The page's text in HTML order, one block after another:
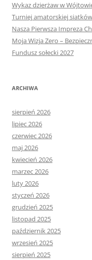
Wykaz dzierżaw w
Turniej amatorskiej
Nasza Pierwsza Impreza
Moja Wizja Zero –
Fundusz sołecki 2027
ARCHIWA
sierpień 2026
lipiec 2026
czerwiec 2026
maj 2026
kwiecień 2026
marzec 2026
luty 2026
styczeń 2026
grudzień 2025
listopad 2025
październik 2025
wrzesień 2025
sierpień 2025